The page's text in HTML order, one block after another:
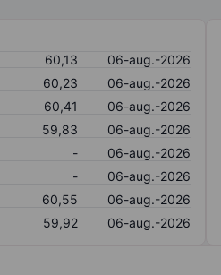
60,13
06-aug.-2026
60,23
06-aug.-2026
60,41
06-aug.-2026
59,83
06-aug.-2026
-
06-aug.-2026
-
06-aug.-2026
60,55
06-aug.-2026
59,92 06-aug.-2026